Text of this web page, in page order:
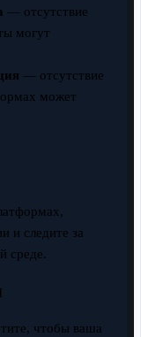
— отсутствие
могут
— отсутствие
может
и следите за
среде.
чтобы ваша